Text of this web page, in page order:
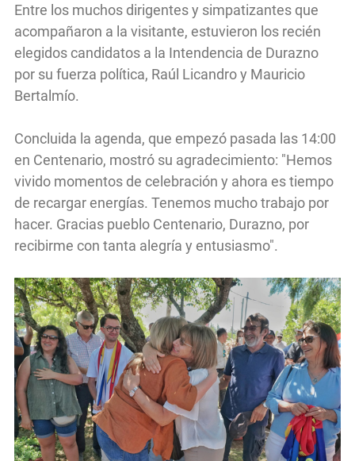
Entre los muchos dirigentes y simpatizantes que
acompañaron a la visitante, estuvieron los recién
elegidos candidatos a la Intendencia de Durazno
por su fuerza política, Raúl Licandro y Mauricio
Bertalmío.
Concluida la agenda, que empezó pasada las 14:00
en Centenario, mostró su agradecimiento: "Hemos
vivido momentos de celebración y ahora es tiempo
de recargar energías. Tenemos mucho trabajo por
hacer. Gracias pueblo Centenario, Durazno, por
recibirme con tanta alegría y entusiasmo".